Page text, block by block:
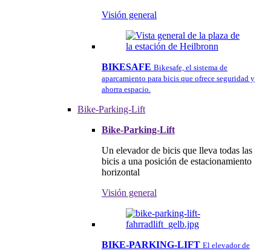
Visión general
BIKESAFE Bikesafe, el sistema de
aparcamiento para bicis que ofrece seguridad y
ahorra espacio.
Bike-Parking-Lift
Bike-Parking-Lift
Un elevador de bicis que lleva todas las
bicis a una posición de estacionamiento
horizontal
Visión general
BIKE-PARKING-LIFT El elevador de